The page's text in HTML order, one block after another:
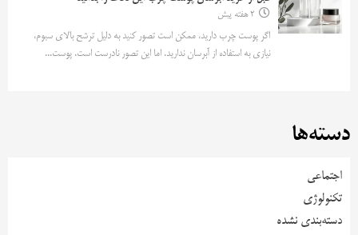
2 هفته پیش
اگر پوست چرب دارید، ممکن است تصور کنید به دلیل ترشح بالای سبوم،
نیازی به استفاده از آبرسان ندارید. اما این تصور نادرست است. پوست...
دسته‌ها
اجتماعی
تکنولوژی
دسته‌بندی نشده